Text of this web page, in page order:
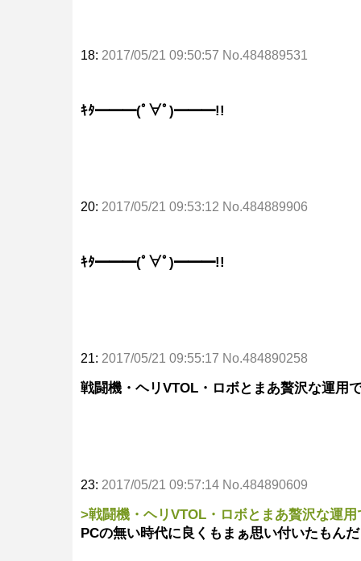
18: 2017/05/21 09:50:57 No.484889531
ｷﾀ━━━(ﾟ∀ﾟ)━━━!!
20: 2017/05/21 09:53:12 No.484889906
ｷﾀ━━━(ﾟ∀ﾟ)━━━!!
21: 2017/05/21 09:55:17 No.484890258
戦闘機・ヘリVTOL・ロボとまあ贅沢な運用
23: 2017/05/21 09:57:14 No.484890609
>戦闘機・ヘリVTOL・ロボとまあ贅沢な運用
PCの無い時代に良くもまぁ思い付いたもん